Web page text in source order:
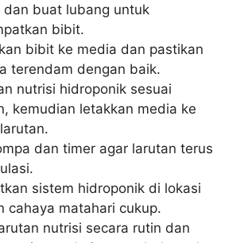
dan buat lubang untuk
bibit.
bibit ke media dan pastikan
terendam dengan baik.
nutrisi hidroponik sesuai
kemudian letakkan media ke
dan timer agar larutan terus
sistem hidroponik di lokasi
cahaya matahari cukup.
nutrisi secara rutin dan